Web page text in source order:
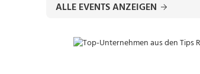
ALLE EVENTS ANZEIGEN